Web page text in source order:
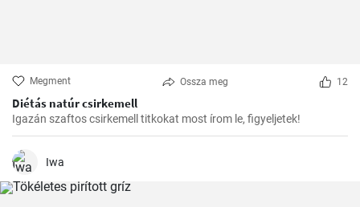
Megment Ossza meg 12
Diétás natúr csirkemell
Igazán szaftos csirkemell titkokat most írom le, figyeljetek!
Iwa